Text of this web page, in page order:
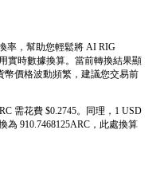
率，幫助您輕鬆將 AI RIG
實時數據換算。當前轉換結果顯
幣價格波動頻繁，建議您交易前
需花費 $0.2745。同理，1 USD
為 910.7468125ARC，此處換算